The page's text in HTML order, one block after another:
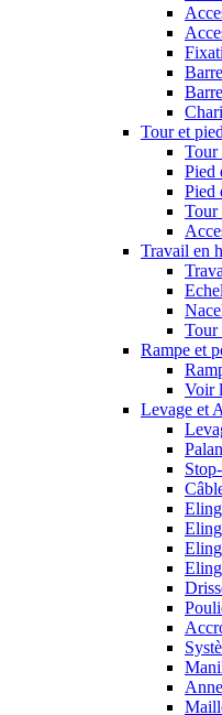
Tour et
Tour
Pied
Pied
Tour
Travail en
Tour
Rampe et
Voir
Levage et